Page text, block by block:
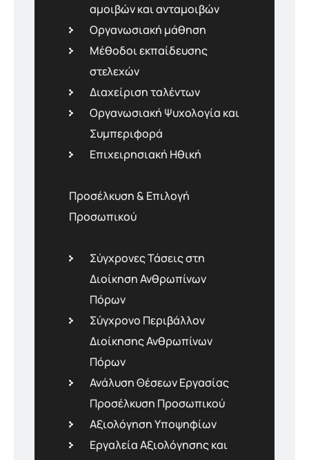
αµοιβών και ανταµοιβών
Οργανωσιακή µάθηση
Μέθοδοι εκπαίδευσης
στελεχών
Διαχείριση ταλέντων
Οργανωσιακή Ψυχολογία και
Συµπεριφορά
Επιχειρησιακή Ηθική
Προσέλκυση & Επιλογή
Προσωπικού
Σύγχρονες Τάσεις στη
Διοίκηση Ανθρωπίνων
Πόρων
Σύγχρονο Περιβάλλον
Διοίκησης Ανθρωπίνων
Πόρων
Ανάλυση Θέσεων Εργασίας
Προσέλκυση Προσωπικού
Αξιολόγηση Υποψηφίων
Εργαλεία Αξιολόγησης και